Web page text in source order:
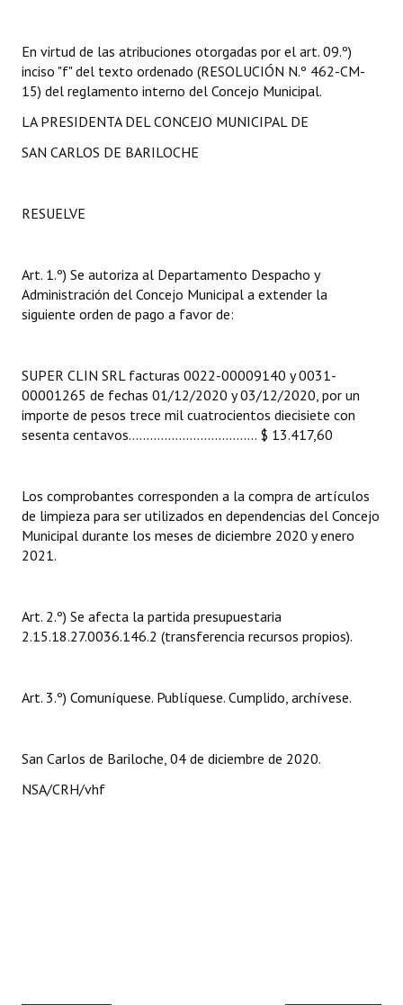
Resoluciones de Presidencia
INSTITUCIONAL
Registros y Distinciones
Premio al Mérito - Registro
Audiencias Públicas - Registro
Periodistas Decanos - Registro
Ciudadano Ilustre - Registro
Huéspedes de Honor - Registro
Antiguos Pobladores - Registro
Bariloche, Municipio intercultural
REFORMA DE LA CARTA ORGÁNICA
En virtud de las atribuciones otorgadas por el art. 09.º)
inciso "f" del texto ordenado (RESOLUCIÓN N.º 462-CM-
15) del reglamento interno del Concejo Municipal.
LA PRESIDENTA DEL CONCEJO MUNICIPAL DE
SAN CARLOS DE BARILOCHE
RESUELVE
Art. 1.º) Se autoriza al Departamento Despacho y
Administración del Concejo Municipal a extender la
siguiente orden de pago a favor de:
SUPER CLIN SRL facturas 0022-00009140 y 0031-
00001265 de fechas 01/12/2020 y 03/12/2020, por un
importe de pesos trece mil cuatrocientos diecisiete con
sesenta centavos.................................... $ 13.417,60
Los comprobantes corresponden a la compra de artículos
de limpieza para ser utilizados en dependencias del Concejo
Municipal durante los meses de diciembre 2020 y enero
2021.
Art. 2.º) Se afecta la partida presupuestaria
2.15.18.27.0036.146.2 (transferencia recursos propios).
Art. 3.º) Comuníquese. Publíquese. Cumplido, archívese.
San Carlos de Bariloche, 04 de diciembre de 2020.
NSA/CRH/vhf